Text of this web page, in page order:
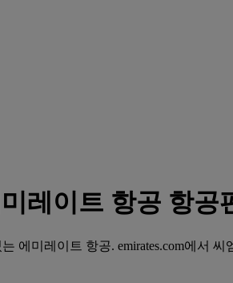
레이트 항공 항공
에미레이트 항공. emirates.com에서